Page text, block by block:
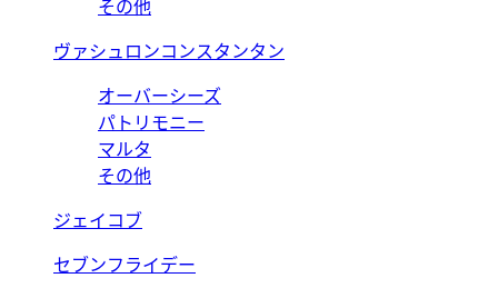
その他
ヴァシュロンコンスタンタン
オーバーシーズ
パトリモニー
マルタ
その他
ジェイコブ
セブンフライデー